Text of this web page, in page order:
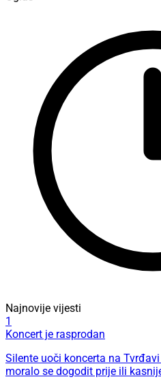
Najnovije vijesti
1
Koncert je rasprodan
Silente uoči koncerta na
moralo se dogodit prije ili